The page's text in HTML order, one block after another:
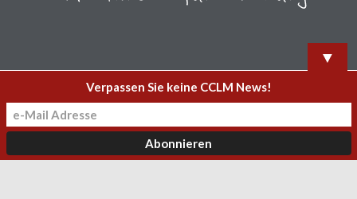
▼
Verpassen Sie keine CCLM News!